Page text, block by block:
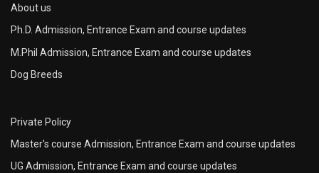
About us
Ph.D. Admission, Entrance Exam and course updates
M.Phil Admission, Entrance Exam and course updates
Dog Breeds
Private Policy
Master's course Admission, Entrance Exam and course updates
UG Admission, Entrance Exam and course updates